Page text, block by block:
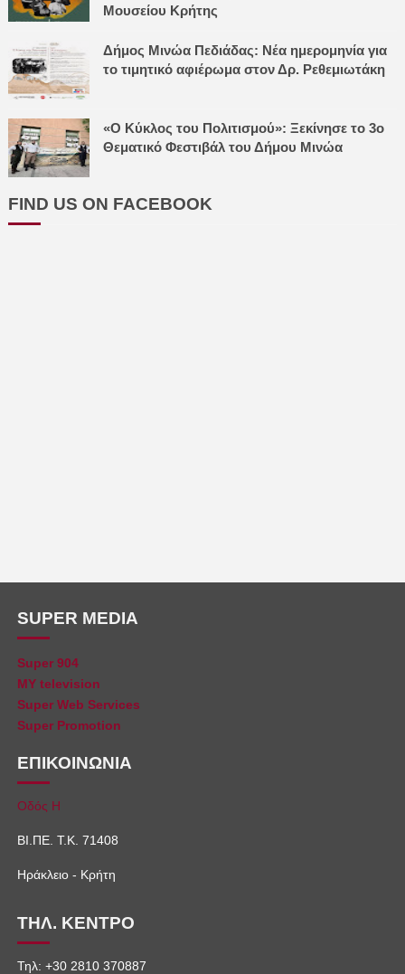
Μουσείου Κρήτης
Δήμος Μινώα Πεδιάδας: Νέα ημερομηνία για
το τιμητικό αφιέρωμα στον Δρ. Ρεθεμιωτάκη
«Ο Κύκλος του Πολιτισμού»: Ξεκίνησε το 3ο
Θεματικό Φεστιβάλ του Δήμου Μινώα
FIND US ON FACEBOOK
SUPER MEDIA
Super 904
MY television
Super Web Services
Super Promotion
ΕΠΙΚΟΙΝΩΝΙΑ
Οδός Η
ΒΙ.ΠΕ. Τ.Κ. 71408
Ηράκλειο - Κρήτη
ΤΗΛ. ΚΕΝΤΡΟ
Τηλ: +30 2810 370887